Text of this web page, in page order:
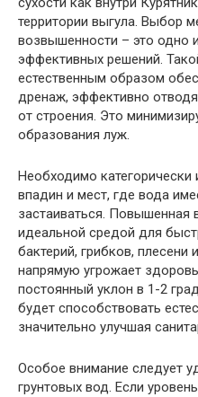
территории выгула. Выбор
возвышенности – это одно
эффективных решений.
естественным образом
дренаж, эффективно
от строения. Это
образования луж.
Необходимо категорически
впадин и мест, где вода
застаиваться. Повышенная
идеальной средой для
бактерий, грибков, плесени
напрямую угрожает
постоянный уклон в 1-2
будет способствовать
значительно улучшая
Особое внимание следует
грунтовых вод. Если